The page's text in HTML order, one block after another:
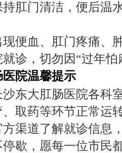
门清洁，便后温
血、肛门疼痛、
诊，切勿因“过年怕
院温馨提示
大肛肠医院各科
取药等环节正常运
渠道了解就诊信息
歇，愿每一位市民